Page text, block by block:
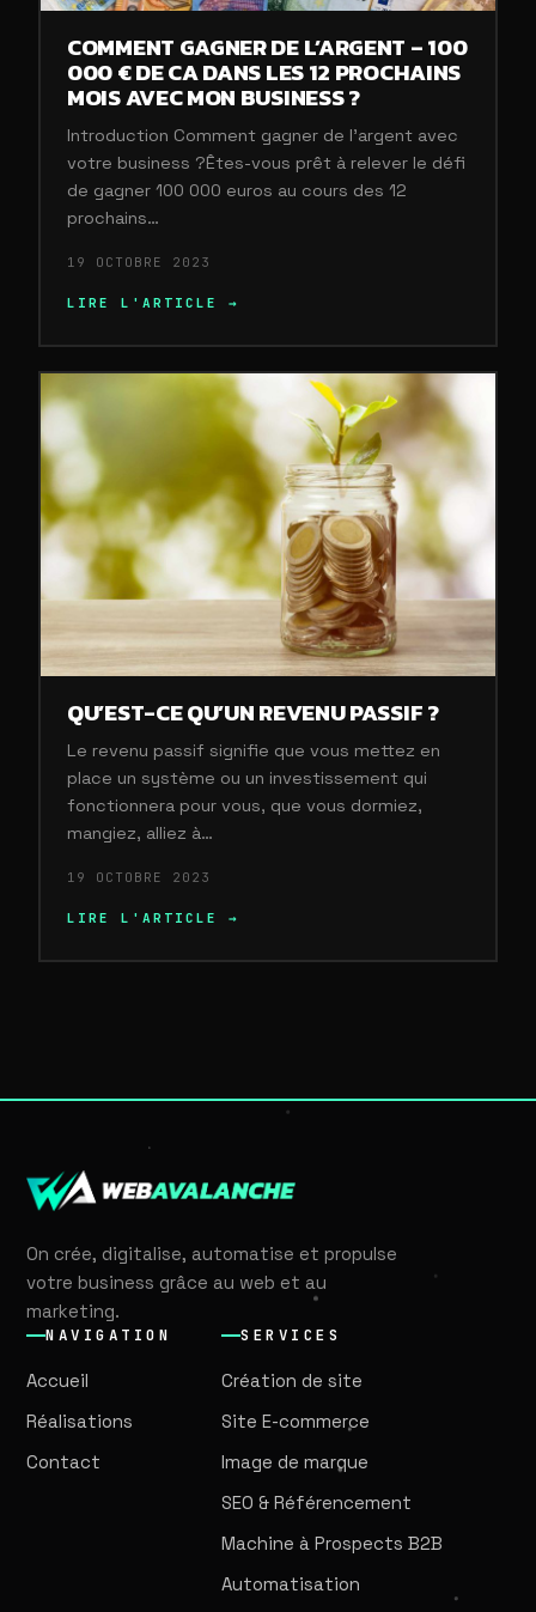
COMMENT GAGNER DE L’ARGENT – 100
000 € DE CA DANS LES 12 PROCHAINS
MOIS AVEC MON BUSINESS ?
Introduction Comment gagner de l’argent avec
votre business ?Êtes-vous prêt à relever le défi
de gagner 100 000 euros au cours des 12
prochains…
19 OCTOBRE 2023
LIRE L'ARTICLE →
QU’EST-CE QU’UN REVENU PASSIF ?
Le revenu passif signifie que vous mettez en
place un système ou un investissement qui
fonctionnera pour vous, que vous dormiez,
mangiez, alliez à…
19 OCTOBRE 2023
LIRE L'ARTICLE →
On crée, digitalise, automatise et propulse
votre business grâce au web et au
marketing.
NAVIGATION
Accueil
Réalisations
Contact
SERVICES
Création de site
Site E-commerce
Image de marque
SEO & Référencement
Machine à Prospects B2B
Automatisation